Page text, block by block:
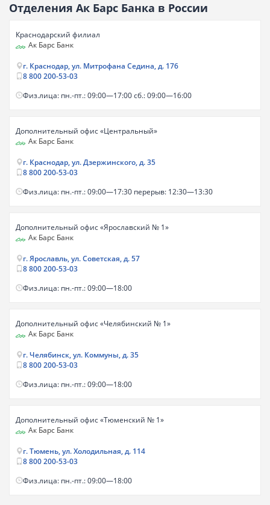
Отделения Ак Барс Банка в России
Краснодарский филиал
Ак Барс Банк
г. Краснодар, ул. Митрофана Седина, д. 176
8 800 200-53-03
Физ.лица: пн.-пт.: 09:00—17:00 сб.: 09:00—16:00
Дополнительный офис «Центральный»
Ак Барс Банк
г. Краснодар, ул. Дзержинского, д. 35
8 800 200-53-03
Физ.лица: пн.-пт.: 09:00—17:30 перерыв: 12:30—13:30
Дополнительный офис «Ярославский № 1»
Ак Барс Банк
г. Ярославль, ул. Советская, д. 57
8 800 200-53-03
Физ.лица: пн.-пт.: 09:00—18:00
Дополнительный офис «Челябинский № 1»
Ак Барс Банк
г. Челябинск, ул. Коммуны, д. 35
8 800 200-53-03
Физ.лица: пн.-пт.: 09:00—18:00
Дополнительный офис «Тюменский № 1»
Ак Барс Банк
г. Тюмень, ул. Холодильная, д. 114
8 800 200-53-03
Физ.лица: пн.-пт.: 09:00—18:00